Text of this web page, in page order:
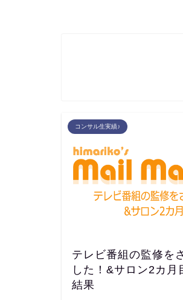
コンサル生実績♪
テレビ番組の監修を
した！&サロン2カ月
結果